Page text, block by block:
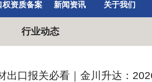
权资质备案 新闻资讯 关于我们
行业动态
出口报关必看｜金川升达：